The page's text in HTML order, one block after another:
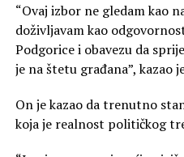
“Ovaj izbor ne gledam kao
doživljavam kao
Podgorice i obavezu da
je na štetu građana”, kazao
On je kazao da trenutno
koja je realnost političkog